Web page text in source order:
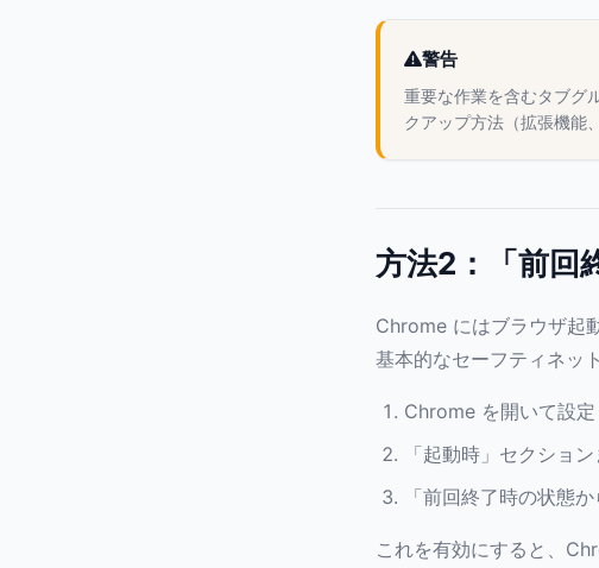
警告
重要な作業を含むタブグ
クアップ方法（拡張機能
方法2：「前回
Chrome にはブラウザ起
基本的なセーフティネッ
Chrome を開いて設
「起動時」セクショ
「前回終了時の状態
これを有効にすると、